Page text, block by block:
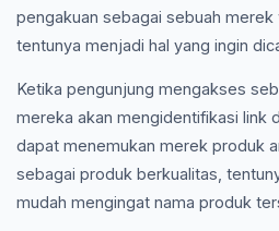
pengakuan sebagai sebuah merek
tentunya menjadi hal yang ingin
Ketika pengunjung mengakses
mereka akan mengidentifikasi link
dapat menemukan merek produk
sebagai produk berkualitas,
mudah mengingat nama produk